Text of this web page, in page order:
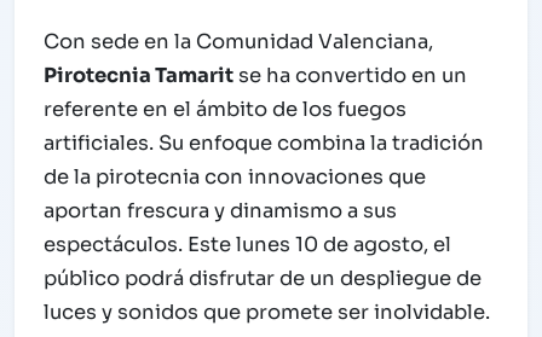
Con sede en la Comunidad Valenciana,
Pirotecnia Tamarit se ha convertido en un
referente en el ámbito de los fuegos
artificiales. Su enfoque combina la tradición
de la pirotecnia con innovaciones que
aportan frescura y dinamismo a sus
espectáculos. Este lunes 10 de agosto, el
público podrá disfrutar de un despliegue de
luces y sonidos que promete ser inolvidable.